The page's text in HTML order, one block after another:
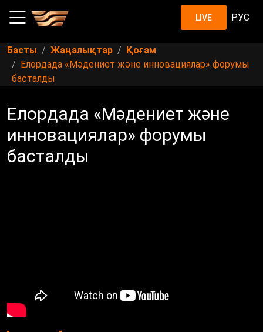
LIVE РУС
Басты Жаңалықтар
Қоғам
Елордада «Мәдениет және инновациялар» форумы
басталды
Елордада «Мәдениет және
инновациялар» форумы
басталды